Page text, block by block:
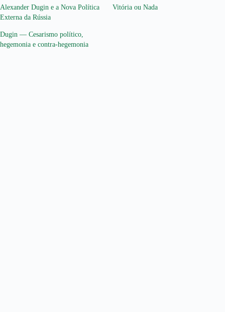
Alexander Dugin e a Nova Política
Externa da Rússia
Vitória ou Nada
Dugin — Cesarismo político,
hegemonia e contra-hegemonia